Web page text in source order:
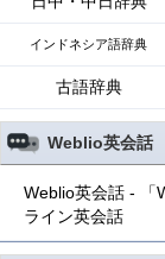
インドネシア語辞典
古語辞典
Weblio英会話
Weblio英会話 - 「
ライン英会話